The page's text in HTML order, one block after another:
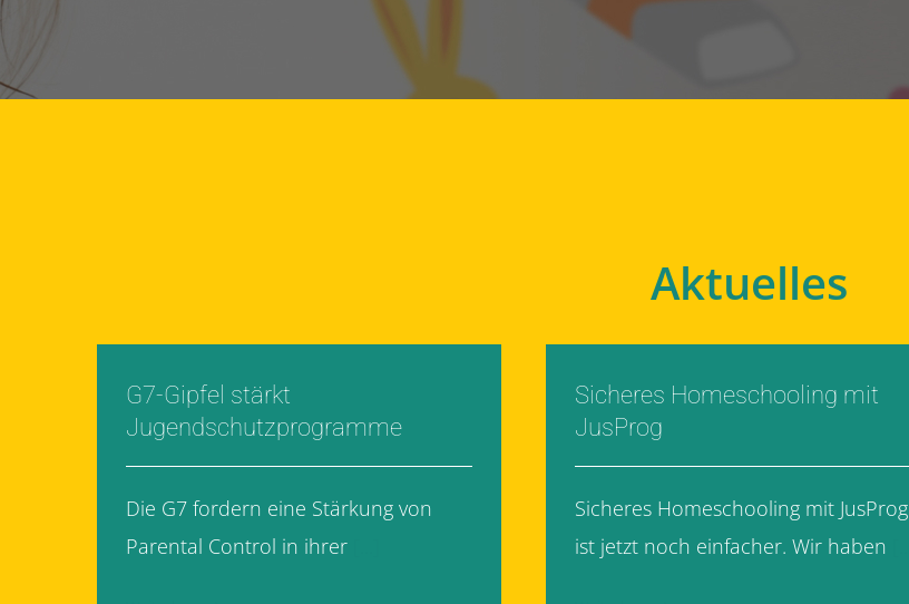
Aktuelles
G7-Gipfel stärkt
Jugendschutzprogramme
Die G7 fordern eine Stärkung von
Parental Control in ihrer
Sicheres Homeschooling mit
JusProg
Sicheres Homeschooling mit JusProg
ist jetzt noch einfacher. Wir haben